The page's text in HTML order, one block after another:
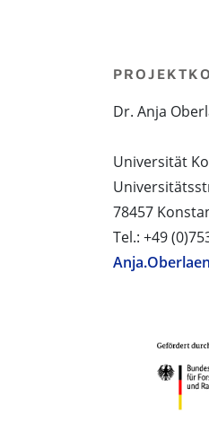
Dr. Anja
Universität
78457
Tel.: +49